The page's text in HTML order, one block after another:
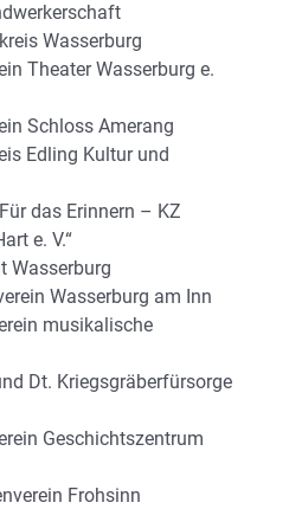
Wasserburg
Theater Wasserburg e.
Schloss Amerang
Edling Kultur und
das Erinnern – KZ
e. V.“
Wasserburg
Wasserburg am Inn
musikalische
Dt. Kriegsgräberfürsorge
Geschichtszentrum
Frohsinn